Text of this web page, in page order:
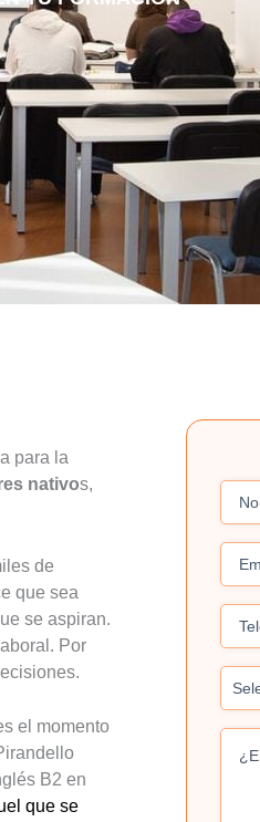
para la
nativos,
de
que sea
se aspiran.
Por
el momento
B2 en
que se